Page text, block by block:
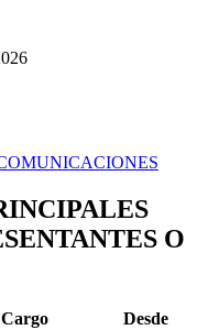
O
Cargo Desde